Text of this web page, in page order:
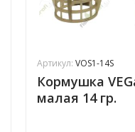
Артикул: VOS1-14S
Кормушка
малая 14 гр.